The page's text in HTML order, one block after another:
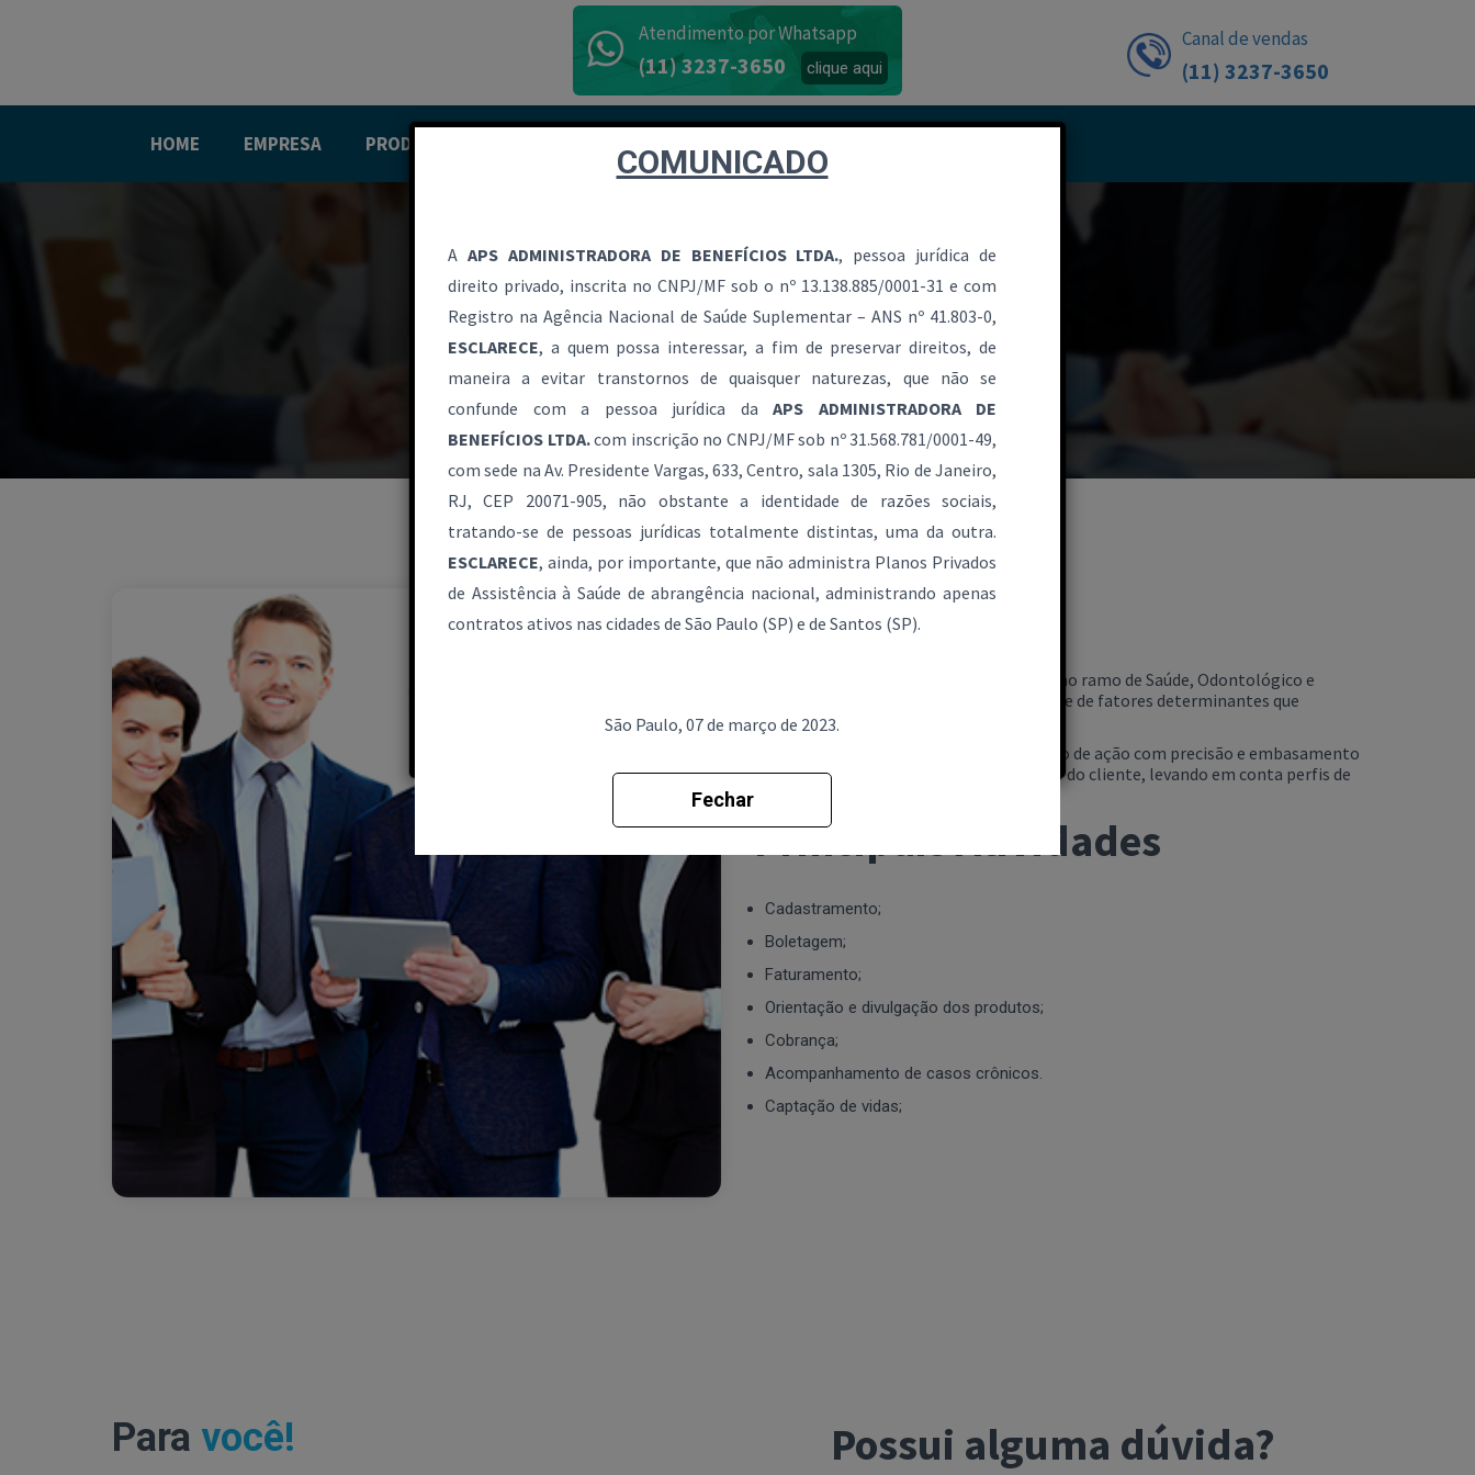
Atendimento por Whatsapp
(11) 3237-3650 clique aqui
Canal de vendas
(11) 3237-3650
HOME EMPRESA PRODUTOS
NOSSO TRABALHO
Nosso Trabalho
Nosso Trabalho
Equipe com profissionais especializados no ramo de Saúde, Odontológico e
Funeral, com capacidade técnica de análise de fatores determinantes que
fortalece o foco em gestão de Benefícios.
Estudos que possibilitam definir um plano de ação com precisão e embasamento
técnico, alinhado à estratégia do negócio do cliente, levando em conta perfis de
Principais Atividades
Cadastramento;
Boletagem;
Faturamento;
Orientação e divulgação dos produtos;
Cobrança;
Acompanhamento de casos crônicos.
Captação de vidas;
Para você! Possui alguma dúvida?
COMUNICADO
A APS ADMINISTRADORA DE BENEFÍCIOS LTDA., pessoa jurídica de
direito privado, inscrita no CNPJ/MF sob o nº 13.138.885/0001-31 e com
Registro na Agência Nacional de Saúde Suplementar – ANS nº 41.803-0,
ESCLARECE, a quem possa interessar, a fim de preservar direitos, de
maneira a evitar transtornos de quaisquer naturezas, que não se
confunde com a pessoa jurídica da APS ADMINISTRADORA DE
BENEFÍCIOS LTDA.com inscrição no CNPJ/MF sob nº 31.568.781/0001-49,
com sede na Av. Presidente Vargas, 633, Centro, sala 1305, Rio de Janeiro,
RJ, CEP 20071-905, não obstante a identidade de razões sociais,
tratando-se de pessoas jurídicas totalmente distintas, uma da outra.
ESCLARECE, ainda, por importante, que não administra Planos Privados
de Assistência à Saúde de abrangência nacional, administrando apenas
contratos ativos nas cidades de São Paulo (SP) e de Santos (SP).
São Paulo, 07 de março de 2023.
Fechar